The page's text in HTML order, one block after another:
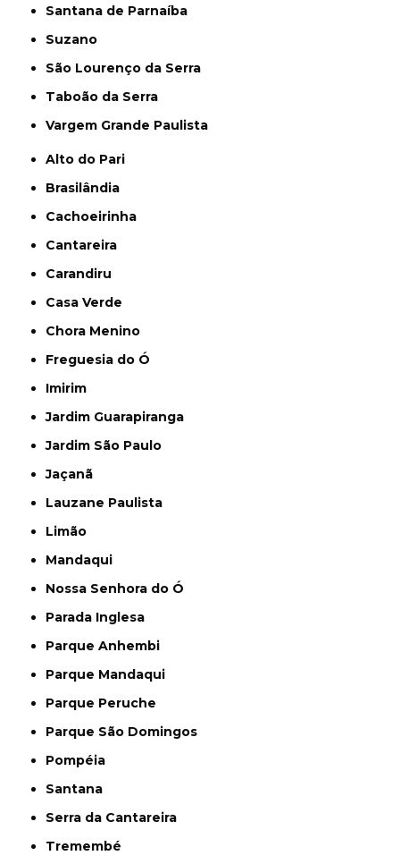
Santana de Parnaíba
Suzano
São Lourenço da Serra
Taboão da Serra
Vargem Grande Paulista
Alto do Pari
Brasilândia
Cachoeirinha
Cantareira
Carandiru
Casa Verde
Chora Menino
Freguesia do Ó
Imirim
Jardim Guarapiranga
Jardim São Paulo
Jaçanã
Lauzane Paulista
Limão
Mandaqui
Nossa Senhora do Ó
Parada Inglesa
Parque Anhembi
Parque Mandaqui
Parque Peruche
Parque São Domingos
Pompéia
Santana
Serra da Cantareira
Tremembé